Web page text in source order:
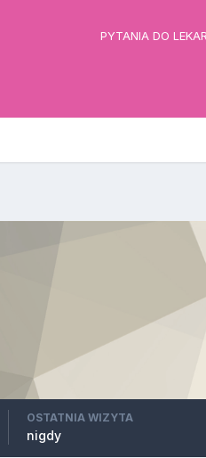
PYTANIA DO
OSTATNIA WIZYTA
nigdy